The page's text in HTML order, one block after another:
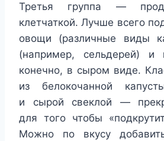
Третья группа —
клетчаткой. Лучше всего
овощи (различные виды
(например, сельдерей) и
конечно, в сыром виде.
из белокочанной
и сырой свеклой —
для того чтобы
Можно по вкусу